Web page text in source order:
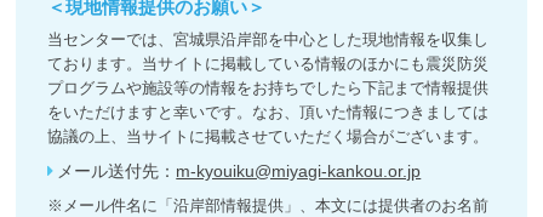
＜現地情報提供のお願い＞
当センターでは、宮城県沿岸部を中心とした現地情報を収集し
ております。当サイトに掲載している情報のほかにも震災防災
プログラムや施設等の情報をお持ちでしたら下記まで情報提供
をいただけますと幸いです。なお、頂いた情報につきましては
協議の上、当サイトに掲載させていただく場合がございます。
メール送付先： m-kyouiku@miyagi-kankou.or.jp
※メール件名に「沿岸部情報提供」、本文には提供者のお名前